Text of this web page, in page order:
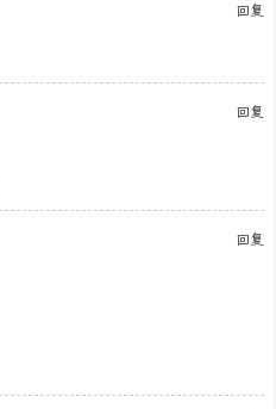
回复
回复
回复